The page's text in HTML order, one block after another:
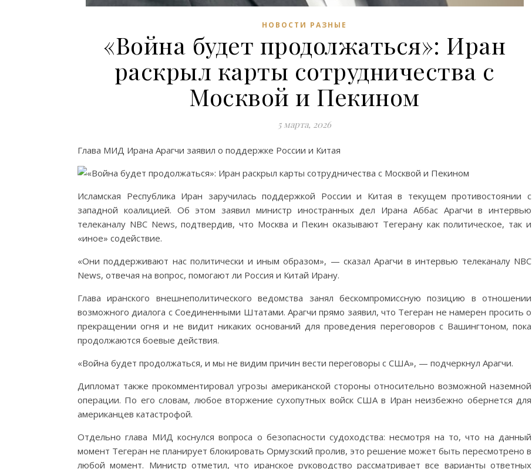
НОВОСТИ РАЗНЫЕ
«Война будет продолжаться»: Иран
раскрыл карты сотрудничества с
Москвой и Пекином
5 марта, 2026
Глава МИД Ирана Арагчи заявил о поддержке России и Китая
Исламская Республика Иран заручилась поддержкой России и Китая в текущем противостоянии с
западной коалицией. Об этом заявил министр иностранных дел Ирана Аббас Арагчи в интервью
телеканалу NBC News, подтвердив, что Москва и Пекин оказывают Тегерану как политическое, так и
«иное» содействие.
«Они поддерживают нас политически и иным образом», — сказал Арагчи в интервью телеканалу NBC
News, отвечая на вопрос, помогают ли Россия и Китай Ирану.
Глава иранского внешнеполитического ведомства занял бескомпромиссную позицию в отношении
возможного диалога с Соединенными Штатами. Арагчи прямо заявил, что Тегеран не намерен просить о
прекращении огня и не видит никаких оснований для проведения переговоров с Вашингтоном, пока
продолжаются боевые действия.
«Война будет продолжаться, и мы не видим причин вести переговоры с США», — подчеркнул Арагчи.
Дипломат также прокомментировал угрозы американской стороны относительно возможной наземной
операции. По его словам, любое вторжение сухопутных войск США в Иран неизбежно обернется для
американцев катастрофой.
Отдельно глава МИД коснулся вопроса о безопасности судоходства: несмотря на то, что на данный
момент Тегеран не планирует блокировать Ормузский пролив, это решение может быть пересмотрено в
любой момент. Министр отметил, что иранское руководство рассматривает все варианты ответных